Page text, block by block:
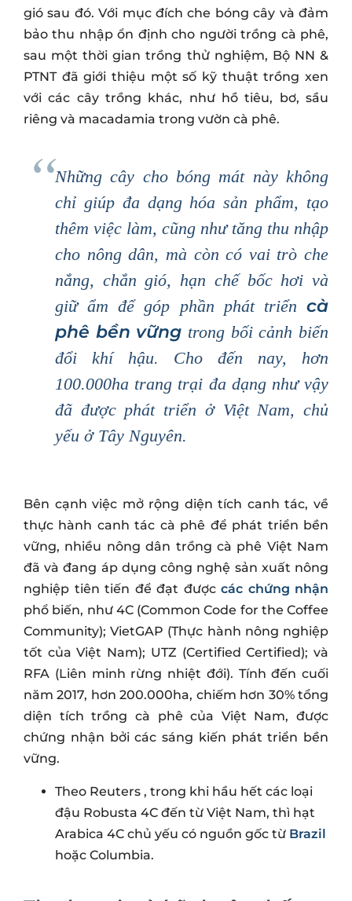
gió sau đó. Với mục đích che bóng cây và đảm
bảo thu nhập ổn định cho người trồng cà phê,
sau một thời gian trồng thử nghiệm, Bộ NN &
PTNT đã giới thiệu một số kỹ thuật trồng xen
với các cây trồng khác, như hồ tiêu, bơ, sầu
riêng và macadamia trong vườn cà phê.
Những cây cho bóng mát này không
chỉ giúp đa dạng hóa sản phẩm, tạo
thêm việc làm, cũng như tăng thu nhập
cho nông dân, mà còn có vai trò che
nắng, chắn gió, hạn chế bốc hơi và
giữ ẩm để góp phần phát triển cà
phê bền vững trong bối cảnh biến
đổi khí hậu. Cho đến nay, hơn
100.000ha trang trại đa dạng như vậy
đã được phát triển ở Việt Nam, chủ
yếu ở Tây Nguyên.
Bên cạnh việc mở rộng diện tích canh tác, về
thực hành canh tác cà phê để phát triển bền
vững, nhiều nông dân trồng cà phê Việt Nam
đã và đang áp dụng công nghệ sản xuất nông
nghiệp tiên tiến để đạt được các chứng nhận
phổ biến, như 4C (Common Code for the Coffee
Community); VietGAP (Thực hành nông nghiệp
tốt của Việt Nam); UTZ (Certified Certified); và
RFA (Liên minh rừng nhiệt đới). Tính đến cuối
năm 2017, hơn 200.000ha, chiếm hơn 30% tổng
diện tích trồng cà phê của Việt Nam, được
chứng nhận bởi các sáng kiến phát triển bền
vững.
Theo Reuters , trong khi hầu hết các loại
đậu Robusta 4C đến từ Việt Nam, thì hạt
Arabica 4C chủ yếu có nguồn gốc từ Brazil
hoặc Columbia.